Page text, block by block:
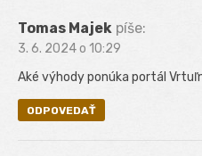
Tomas Majek píše:
3. 6. 2024 o 10:29
Aké výhody ponúka portál
ODPOVEDAŤ